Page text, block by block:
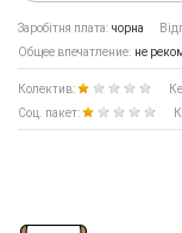
Заробітня плата: чорна
Общее впечатление: не
Колектив:
Соц. пакет: